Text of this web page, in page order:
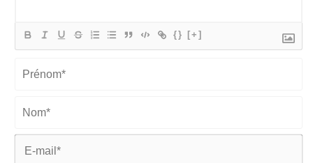
{} [+]
Nom*